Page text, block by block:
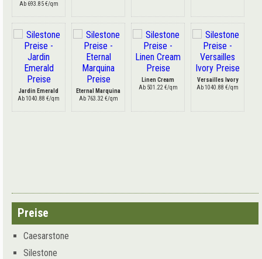
Ab 693.85 €/qm
Jardin Emerald
Ab 1040.88 €/qm
Eternal Marquina
Ab 763.32 €/qm
Linen Cream
Ab 501.22 €/qm
Versailles Ivory
Ab 1040.88 €/qm
Preise
Caesarstone
Silestone